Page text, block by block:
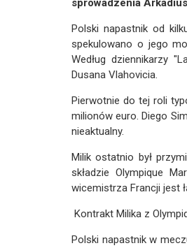
sprowadzenia
Polski napastnik od
spekulowano o jego
Według dziennikarzy
Dusana Vlahovicia.
Pierwotnie do tej roli
milionów euro. Diego
nieaktualny.
Milik ostatnio był
składzie Olympique
wicemistrza Francji jest
Kontrakt Milika z
Polski napastnik w